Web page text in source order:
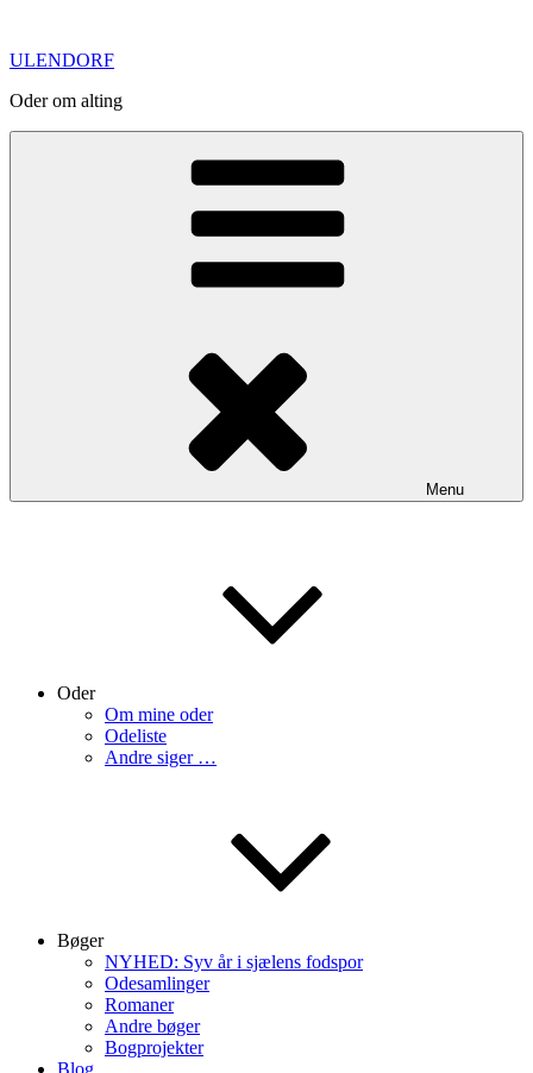
content
ULENDORF
Oder om alting
Menu
Oder
Om mine oder
Odeliste
Andre siger …
Bøger
NYHED: Syv år i sjælens fodspor
Odesamlinger
Romaner
Andre bøger
Bogprojekter
Blog